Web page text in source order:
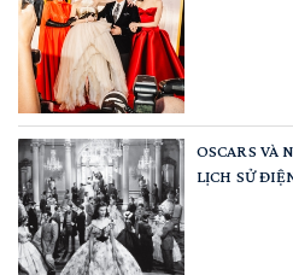
OSCARS VÀ
LỊCH SỬ